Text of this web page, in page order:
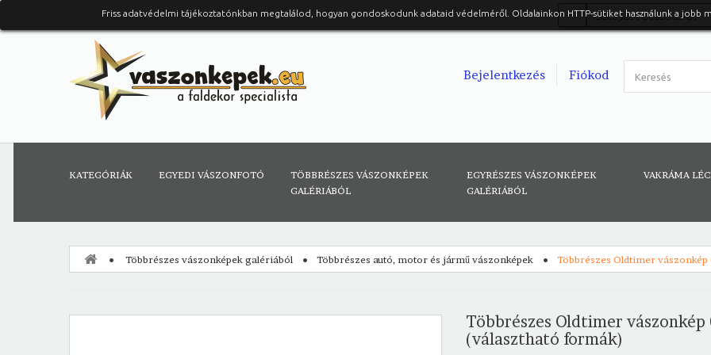
Belépés Facebook-al
Fiókod
Bejelentkezés
KATEGÓRIÁK EGYEDI VÁSZONFOTÓ
TÖBBRÉSZES VÁSZONKÉPEK
GALÉRIÁBÓL
EGYRÉSZES VÁSZONKÉPEK
GALÉRIÁBÓL
VAKRÁMA
Friss adatvédelmi tájékoztatónkban megtalálod, hogyan gondoskodunk adataid védelméről. Oldalainkon HTTP-sütiket használunk a jobb
Többrészes vászonképek galériából Többrészes autó, motor és jármű vászonképek Többrészes Oldtimer
Többrészes Oldtimer vászonkép
(választható formák)